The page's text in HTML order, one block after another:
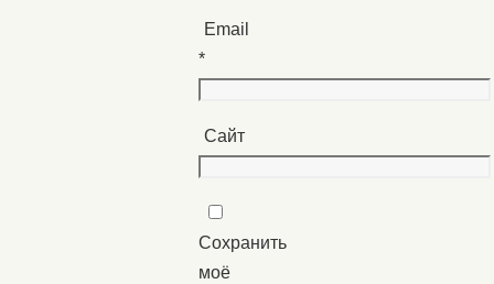
Email
*
Сайт
Сохранить
моё